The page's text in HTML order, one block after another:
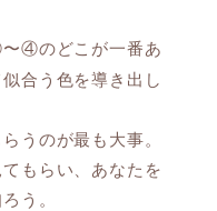
④のどこが一番あ
合う色を導き出し
うのが最も大事。
もらい、あなたを
う。